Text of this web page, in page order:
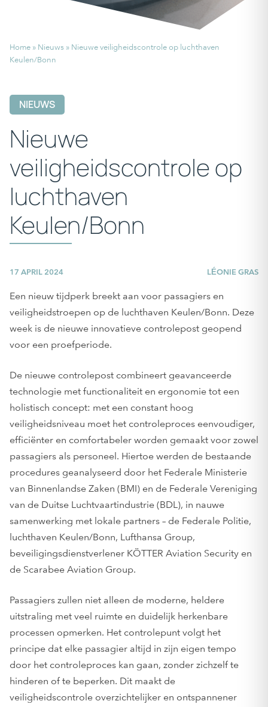
Home » Nieuws » Nieuwe veiligheidscontrole op luchthaven
Keulen/Bonn
NIEUWS
Nieuwe
veiligheidscontrole op
luchthaven
Keulen/Bonn
17 APRIL 2024 LÉONIE GRAS
Een nieuw tijdperk breekt aan voor passagiers en
veiligheidstroepen op de luchthaven Keulen/Bonn. Deze
week is de nieuwe innovatieve controlepost geopend
voor een proefperiode.
De nieuwe controlepost combineert geavanceerde
technologie met functionaliteit en ergonomie tot een
holistisch concept: met een constant hoog
veiligheidsniveau moet het controleproces eenvoudiger,
efficiënter en comfortabeler worden gemaakt voor zowel
passagiers als personeel. Hiertoe werden de bestaande
procedures geanalyseerd door het Federale Ministerie
van Binnenlandse Zaken (BMI) en de Federale Vereniging
van de Duitse Luchtvaartindustrie (BDL), in nauwe
samenwerking met lokale partners – de Federale Politie,
luchthaven Keulen/Bonn, Lufthansa Group,
beveiligingsdienstverlener KÖTTER Aviation Security en
de Scarabee Aviation Group.
Passagiers zullen niet alleen de moderne, heldere
uitstraling met veel ruimte en duidelijk herkenbare
processen opmerken. Het controlepunt volgt het
principe dat elke passagier altijd in zijn eigen tempo
door het controleproces kan gaan, zonder zichzelf te
hinderen of te beperken. Dit maakt de
veiligheidscontrole overzichtelijker en ontspannener